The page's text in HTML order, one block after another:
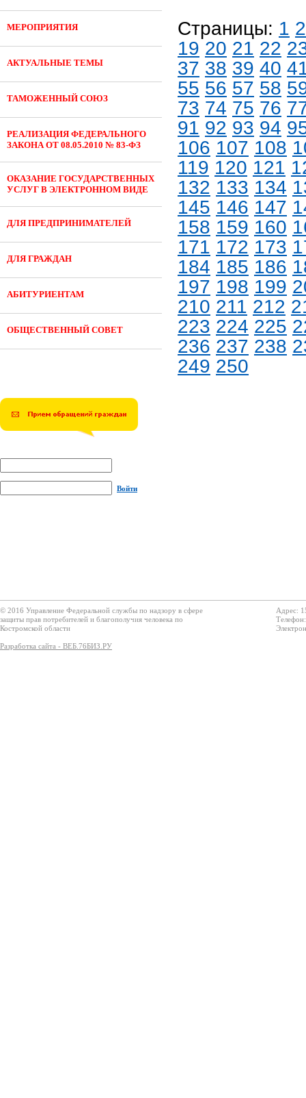
МЕРОПРИЯТИЯ
АКТУАЛЬНЫЕ ТЕМЫ
ТАМОЖЕННЫЙ СОЮЗ
РЕАЛИЗАЦИЯ ФЕДЕРАЛЬНОГО
ЗАКОНА ОТ 08.05.2010 № 83-ФЗ
ОКАЗАНИЕ ГОСУДАРСТВЕННЫХ
УСЛУГ В ЭЛЕКТРОННОМ ВИДЕ
ДЛЯ ПРЕДПРИНИМАТЕЛЕЙ
ДЛЯ ГРАЖДАН
АБИТУРИЕНТАМ
ОБЩЕСТВЕННЫЙ СОВЕТ
Страницы: 1 2
19 20 21 22
37 38 39 40
55 56 57 58
73 74 75 76
91 92 93 94
106 107 108
119 120 121
132 133 134
145 146 147
158 159 160
171 172 173
184 185 186
197 198 199
210 211 212
223 224 225
236 237 238
249 250
Войти
© 2016 Управление Федеральной службы по надзору в сфере
защиты прав потребителей и благополучия человека по
Костромской области
Разработка сайта - ВЕБ.76БИЗ.РУ
Адрес: